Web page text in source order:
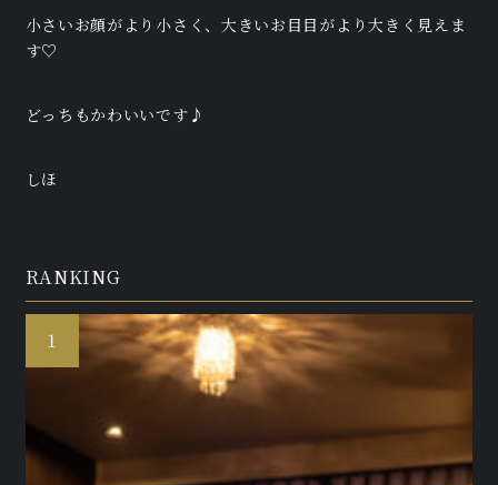
小さいお顔がより小さく、大きいお目目がより大きく見えま
す♡
どっちもかわいいです♪
しほ
RANKING